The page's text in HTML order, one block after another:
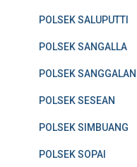
POLSEK SALUPUTTI
POLSEK SANGALLA
POLSEK
POLSEK SESEAN
POLSEK SIMBUANG
POLSEK SOPAI